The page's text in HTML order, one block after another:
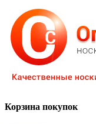
Корзина покупок